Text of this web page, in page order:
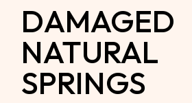
DAMAGED
NATURAL
SPRINGS